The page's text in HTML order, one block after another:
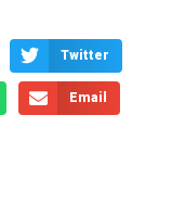
Twitter
Email